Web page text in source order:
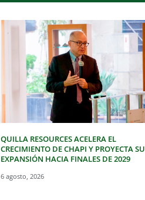
QUILLA RESOURCES ACELERA EL
CRECIMIENTO DE CHAPI Y PROYECTA SU
EXPANSIÓN HACIA FINALES DE 2029
6 agosto, 2026